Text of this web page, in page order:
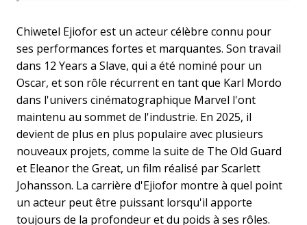
Chiwetel Ejiofor est un acteur célèbre connu pour
ses performances fortes et marquantes. Son travail
dans 12 Years a Slave, qui a été nominé pour un
Oscar, et son rôle récurrent en tant que Karl Mordo
dans l'univers cinématographique Marvel l'ont
maintenu au sommet de l'industrie. En 2025, il
devient de plus en plus populaire avec plusieurs
nouveaux projets, comme la suite de The Old Guard
et Eleanor the Great, un film réalisé par Scarlett
Johansson. La carrière d'Ejiofor montre à quel point
un acteur peut être puissant lorsqu'il apporte
toujours de la profondeur et du poids à ses rôles.